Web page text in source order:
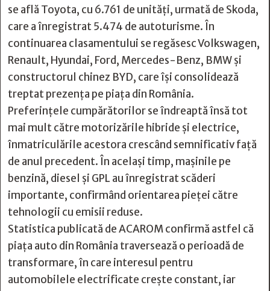
se află Toyota, cu 6.761 de unități, urmată de Skoda,
care a înregistrat 5.474 de autoturisme. În
continuarea clasamentului se regăsesc Volkswagen,
Renault, Hyundai, Ford, Mercedes-Benz, BMW și
constructorul chinez BYD, care își consolidează
treptat prezența pe piața din România.
Preferințele cumpărătorilor se îndreaptă însă tot
mai mult către motorizările hibride și electrice,
înmatriculările acestora crescând semnificativ față
de anul precedent. În același timp, mașinile pe
benzină, diesel și GPL au înregistrat scăderi
importante, confirmând orientarea pieței către
tehnologii cu emisii reduse.
Statistica publicată de ACAROM confirmă astfel că
piața auto din România traversează o perioadă de
transformare, în care interesul pentru
automobilele electrificate crește constant, iar